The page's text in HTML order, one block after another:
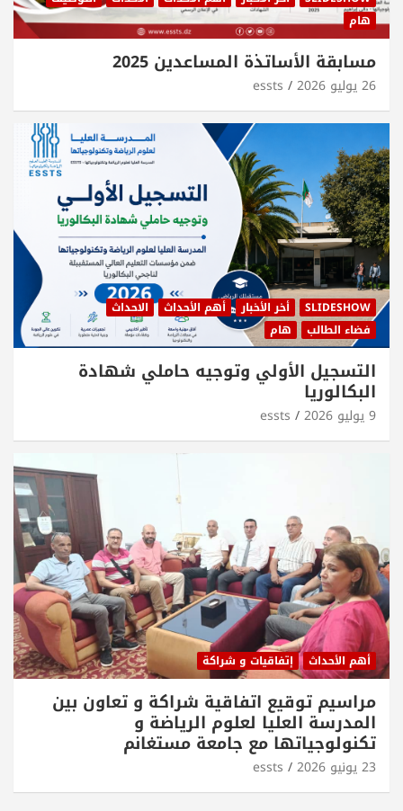
هام
مسابقة الأساتذة المساعدين 2025
26 يوليو 2026 essts
SLIDESHOW أخر الأخبار أهم الأحداث
الاحداث
فضاء الطالب
هام
التسجيل الأولي وتوجيه حاملي شهادة
البكالوريا
9 يوليو 2026 essts
أهم الأحداث إتفاقيات و شراكة
مراسيم توقيع اتفاقية شراكة و تعاون بين
المدرسة العليا لعلوم الرياضة و
تكنولوجياتها مع جامعة مستغانم
23 يونيو 2026 essts